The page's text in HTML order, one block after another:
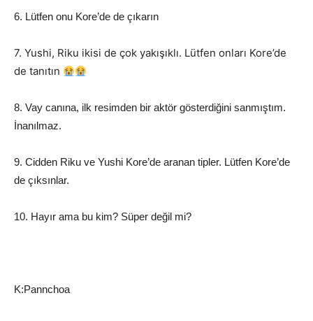
6. Lütfen onu Kore’de de çıkarın
7. Yushi, Riku ikisi de çok yakışıklı. Lütfen onları Kore’de
de tanıtın
8. Vay canına, ilk resimden bir aktör gösterdiğini sanmıştım.
İnanılmaz.
9. Cidden Riku ve Yushi Kore’de aranan tipler. Lütfen Kore’de
de çıksınlar.
10. Hayır ama bu kim? Süper değil mi?
K:Pannchoa